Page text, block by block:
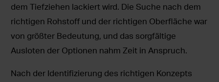
dem Tiefziehen lackiert wird. Die Suche nach dem
richtigen Rohstoff und der richtigen Oberfläche war
von größter Bedeutung, und das sorgfältige
Ausloten der Optionen nahm Zeit in Anspruch.
Nach der Identifizierung des richtigen Konzepts